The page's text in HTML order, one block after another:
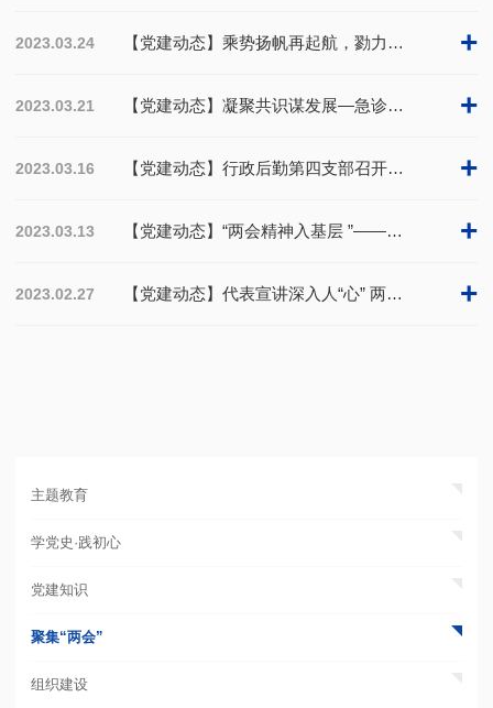
2023.03.24 【党建动态】乘势扬帆再起航，勠力同心谋新篇—西药党支部召开主题党日活动学习全国两会精神 +
2023.03.21 【党建动态】凝聚共识谋发展—急诊第一，第二党支部召开专题讲座 学习贯彻“省市两会”精神 +
2023.03.16 【党建动态】行政后勤第四支部召开专题讲座 学习贯彻“省市两会”精神 +
2023.03.13 【党建动态】“两会精神入基层 ”——记行政后勤第二党支部主题党日活动 +
2023.02.27 【党建动态】代表宣讲深入人“心” 两会精神落地有“声” ——记鹿城区第十届人大代表章智敬走进麻醉手术第一党支部 +
主题教育
学党史·践初心
党建知识
聚集“两会”
组织建设